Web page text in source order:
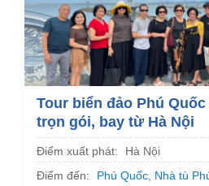
Tour biển đảo Phú
trọn gói, bay từ Hà Nội
Điểm xuất phát:
Hà Nội
Điểm đến:
Phú Quốc Nhà tù